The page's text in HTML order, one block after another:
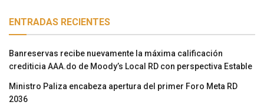
ENTRADAS RECIENTES
Banreservas recibe nuevamente la máxima calificación
crediticia AAA.do de Moody’s Local RD con perspectiva Estable
Ministro Paliza encabeza apertura del primer Foro Meta RD
2036